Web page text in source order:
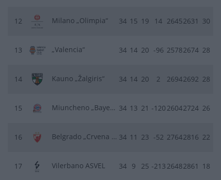
12 Milano „Olimpia“ 34 15 19 14 26452631 30
13 „Valencia“ 34 14 20 -96 25782674 28
14 Kauno „Žalgiris“ 34 14 20 2 26942692 28
15 Miuncheno „Bayern“ 34 13 21 -120 26042724 26
16 Belgrado „Crvena zvezda“ 34 11 23 -52 27642816 22
17 Vilerbano ASVEL 34 9 25 -213 26482861 18